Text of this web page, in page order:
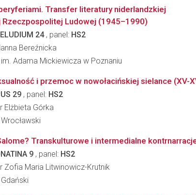
Transfer literatury niderlandzkiej
Rzeczpospolitej Ludowej (1945–1990)
24, panel: HS2
Bereźnicka
Adama Mickiewicza w Poznaniu
i przemoc w nowołacińskiej sielance (XV-
29 , panel: HS2
Elżbieta Górka
Transkulturowe i intermedialne
9 , panel: HS2
Zofia Maria Litwinowicz-Krutnik